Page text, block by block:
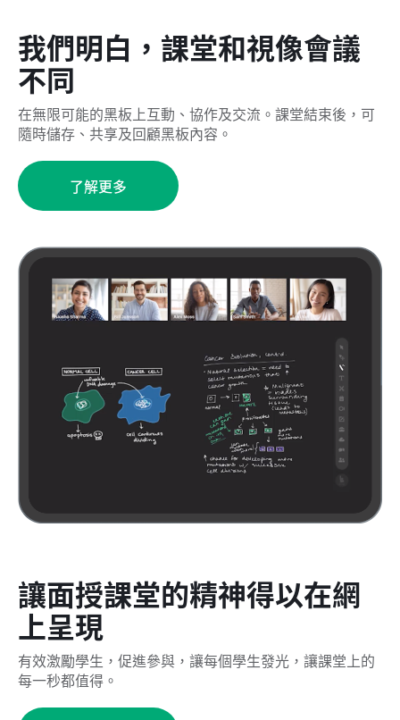
我們明白，課堂和視像會議
不同
在無限可能的黑板上互動、協作及交流。課堂結束後，可
隨時儲存、共享及回顧黑板內容。
了解更多
讓面授課堂的精神得以在網
上呈現
有效激勵學生，促進參與，讓每個學生發光，讓課堂上的
每一秒都值得。